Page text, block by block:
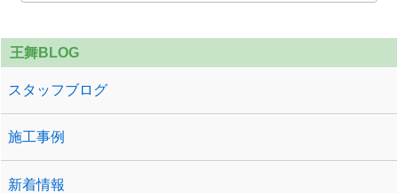
王舞BLOG
スタッフブログ
施工事例
新着情報